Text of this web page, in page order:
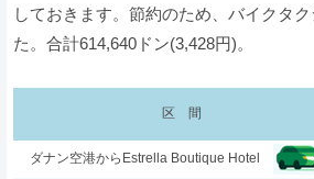
しておきます。節約のため、バイクタ
た。合計614,640ドン(3,428円)。
区 間
ダナン空港からEstrella Boutique Hotel